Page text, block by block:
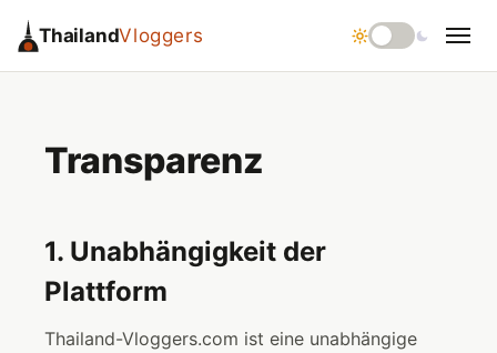
ThailandVloggers
Transparenz
1. Unabhängigkeit der
Plattform
Thailand-Vloggers.com ist eine unabhängige